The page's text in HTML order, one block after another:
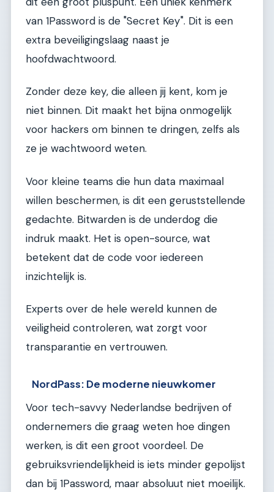
van 1Password is de "Secret Key". Dit is een
extra beveiligingslaag naast je
hoofdwachtwoord.
Zonder deze key, die alleen jij kent, kom je
niet binnen. Dit maakt het bijna onmogelijk
voor hackers om binnen te dringen, zelfs als
ze je wachtwoord weten.
Voor kleine teams die hun data maximaal
willen beschermen, is dit een geruststellende
gedachte. Bitwarden is de underdog die
indruk maakt. Het is open-source, wat
betekent dat de code voor iedereen
inzichtelijk is.
Experts over de hele wereld kunnen de
veiligheid controleren, wat zorgt voor
transparantie en vertrouwen.
NordPass: De moderne nieuwkomer
Voor tech-savvy Nederlandse bedrijven of
ondernemers die graag weten hoe dingen
werken, is dit een groot voordeel. De
gebruiksvriendelijkheid is iets minder gepolijst
dan bij 1Password, maar absoluut niet moeilijk.